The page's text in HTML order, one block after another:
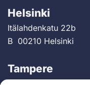
Helsinki
Itälahdenkatu 22b
B 00210 Helsinki
Tampere